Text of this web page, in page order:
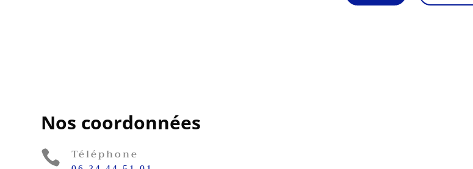
Nos coordonnées
 Téléphone